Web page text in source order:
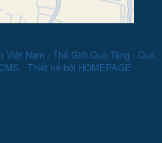
Việt Nam - Thế Giới Quà Tặng - Quà
Thiết kế bởi HOMEPAGE